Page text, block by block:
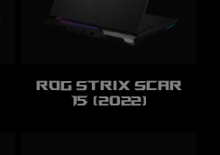
ROG Strix SCAR
15 (2022)